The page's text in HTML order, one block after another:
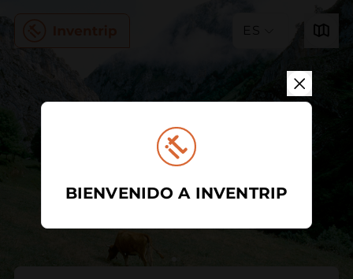
ES
BIENVENIDO A INVENTRIP